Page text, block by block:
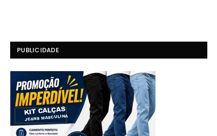
PUBLICIDADE